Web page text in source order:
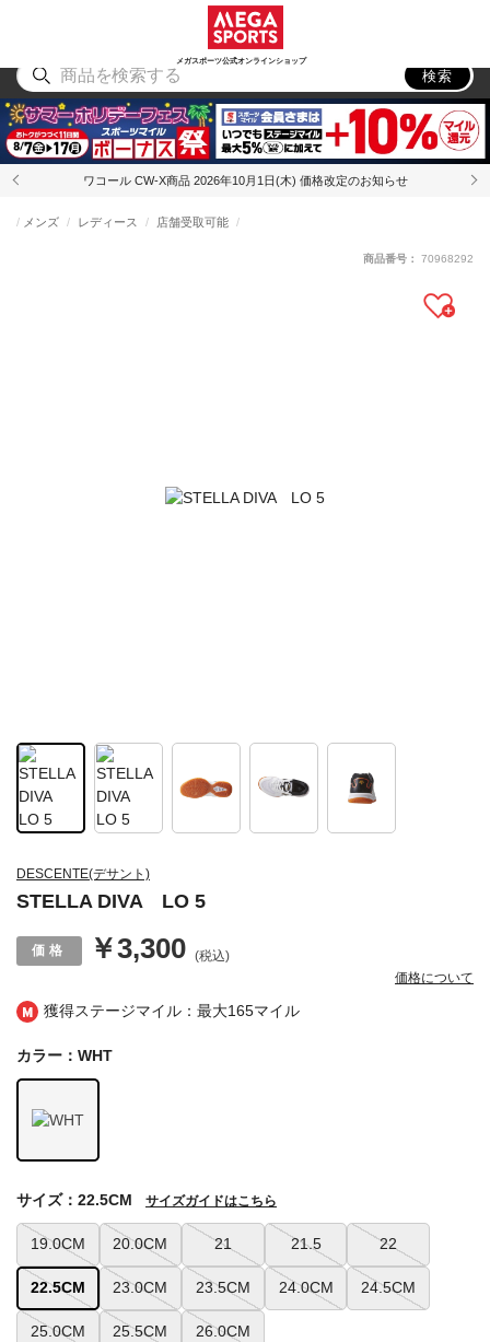
メガスポーツ公式オンラインショップ
アウトドア
検索
ワコール CW-X商品 2026年10月1日(木) 価格改定のお知らせ
獲得ステージマイル：最大165マイル
DESCENTE(デサント)
STELLA DIVA LO 5
メンズ レディース 店舗受取可能
￥3,300 (税込)
価格について
商品番号： 70968292
カラー：WHT
19.0CM 20.0CM 21 21.5 22
22.5CM 23.0CM 23.5CM 24.0CM 24.5CM
25.0CM 25.5CM 26.0CM
サイズ：22.5CM サイズガイドはこちら